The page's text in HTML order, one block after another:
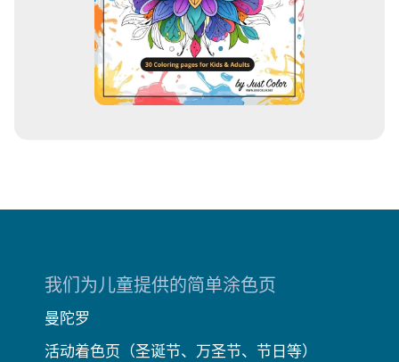
我们为儿童提供的简单涂色页
曼陀罗
活动着色页（圣诞节、万圣节、节日等）